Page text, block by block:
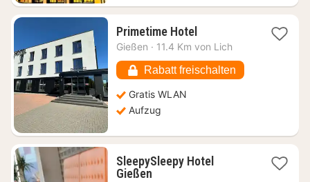
Primetime Hotel1
Nacht
105,23
€
Gießen · 11.4 Km von Lich
Rabatt freischalten
Gratis WLAN
Aufzug
SleepySleepy Hotel
Gießen1